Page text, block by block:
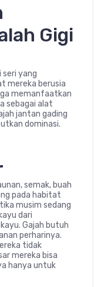
Gigi
seri yang
mereka berusia
memanfaatkan
sebagai alat
jantan gading
dominasi.
semak, buah
pada habitat
musim sedang
dari
Gajah butuh
perharinya.
tidak
mereka bisa
hanya untuk